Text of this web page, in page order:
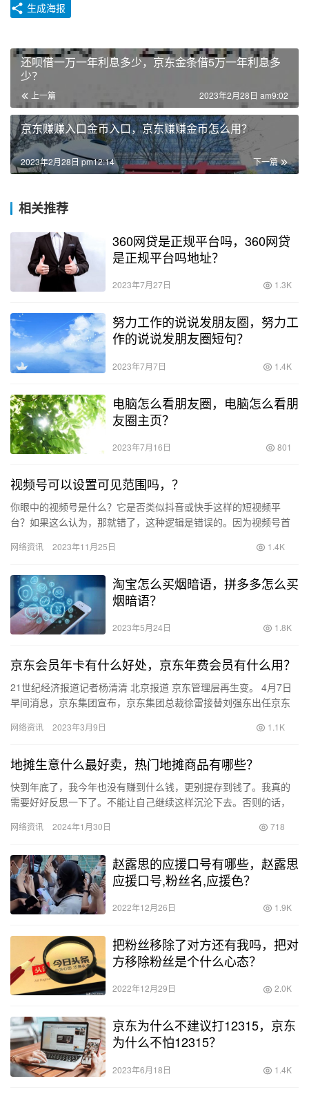
生成海报
还呗借一万一年利息多少，京东金条借5万一年利息多
少？
上一篇 2023年2月28日 am9:02
京东赚赚入口金币入口，京东赚赚金币怎么用？
下一篇
2023年2月28日 pm12:14
相关推荐
360网贷是正规平台吗，360网贷
是正规平台吗地址？
2023年7月27日 1.3K
努力工作的说说发朋友圈，努力工
作的说说发朋友圈短句？
2023年7月7日 1.4K
电脑怎么看朋友圈，电脑怎么看朋
友圈主页？
2023年7月16日 801
视频号可以设置可见范围吗，？
你眼中的视频号是什么？它是否类似抖音或快手这样的短视频平
台？如果这么认为，那就错了，这种逻辑是错误的。因为视频号首
的…
网络资讯 2023年11月25日 1.4K
淘宝怎么买烟暗语，拼多多怎么买
烟暗语？
2023年5月24日 1.8K
京东会员年卡有什么好处，京东年费会员有什么用？
21世纪经济报道记者杨清清 北京报道 京东管理层再生变。 4月7日
早间消息，京东集团宣布，京东集团总裁徐雷接替刘强东出任京东
网络资讯 2023年3月9日 1.1K
地摊生意什么最好卖，热门地摊商品有哪些？
快到年底了，我今年也没有赚到什么钱，更别提存到钱了。我真的
需要好好反思一下了。不能让自己继续这样沉沦下去。否则的话，
是老…
网络资讯 2024年1月30日 718
赵露思的应援口号有哪些，赵露思
应援口号,粉丝名,应援色？
2022年12月26日 1.9K
把粉丝移除了对方还有我吗，把对
方移除粉丝是个什么心态？
2022年12月29日 2.0K
京东为什么不建议打12315，京东
为什么不怕12315？
2023年6月18日 1.4K